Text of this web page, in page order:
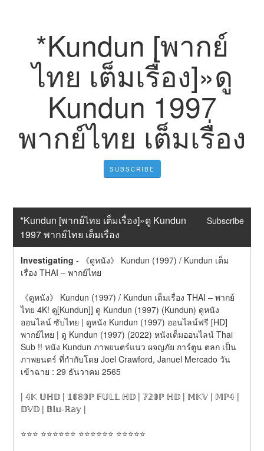
*Kundun [พากย์
ไทย เต็มเรื่อง]»ดู
Kundun 1997
พากย์ไทย เต็มเรื่อง
SUBSCRIBE
*Kundun [พากย์ไทย เต็มเรื่อง]»ดู Kundun
1997 พากย์ไทย เต็มเรื่อง
Subscribe
Investigating -
《ดูหนัง》 Kundun (1997) / Kundun เต็ม
เรื่อง THAI – พากย์ไทย
《ดูหนัง》 Kundun (1997) / Kundun เต็มเรื่อง THAI – พากย์
ไทย 4K! ดู[Kundun]] ดู Kundun (1997) (Kundun) ดูหนัง
ออนไลน์ ซับไทย | ดูหนัง Kundun (1997) ออนไลน์ฟรี [HD]
พากย์ไทย | ดู Kundun (1997) (2022) หนังเต็มออนไลน์ Thai
Sub !! หนัง Kundun ภาพยนตร์แนว ผจญภัย การ์ตูน ตลก เป็น
ภาพยนตร์ ที่กำกับโดย Joel Crawford, Januel Mercado วัน
เข้าฉาย : 29 ธันวาคม 2565
| 𝟜𝕂 𝕌ℍ𝔻 | 𝟙𝟘𝟠𝟘ℙ 𝔽𝕌𝕃𝕃 ℍ𝔻 | 𝟟𝟚𝟘ℙ ℍ𝔻 | 𝕄𝕂𝕍 | 𝕄ℙ𝟜 |
𝔻𝕍𝔻 | 𝔹𝕝𝕦-ℝ𝕒𝕪 |
⭐⭐⭐ ⭐⭐⭐⭐⭐⭐ ⭐⭐⭐⭐⭐⭐ ⭐⭐⭐⭐⭐